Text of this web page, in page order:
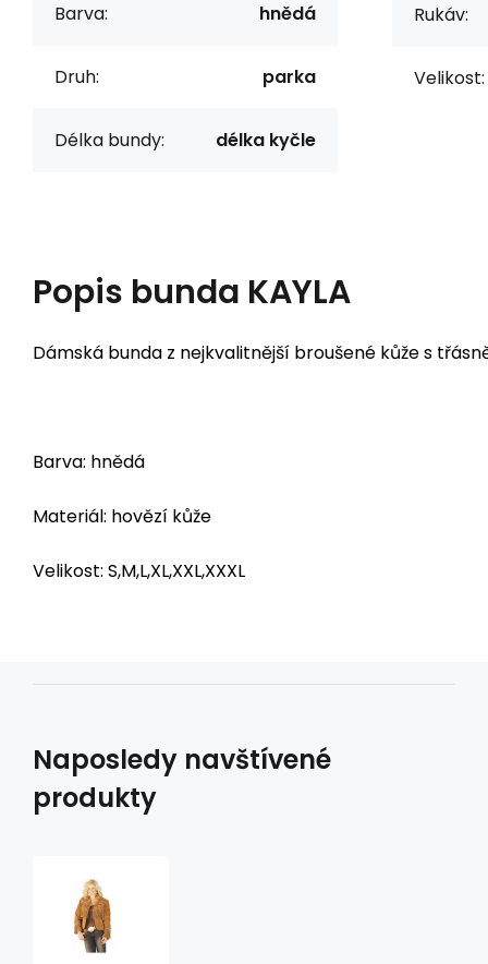
Barva: hnědá
Druh: parka
Délka bundy: délka kyčle
Rukáv:
Velikost:
Popis bunda KAYLA
Dámská bunda z nejkvalitnější broušené kůže s
Barva: hnědá
Materiál: hovězí kůže
Velikost: S,M,L,XL,XXL,XXXL
Naposledy navštívené
produkty